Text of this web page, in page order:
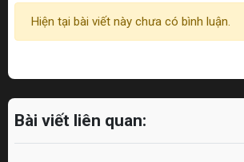
Hiện tại bài viết này chưa có bình luận.
Bài viết liên quan: